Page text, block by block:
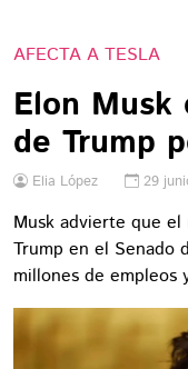
AFECTA A TESLA
Elon
de Trump
Elia López 29
Musk advierte que
Trump en el Senado
millones de empleos